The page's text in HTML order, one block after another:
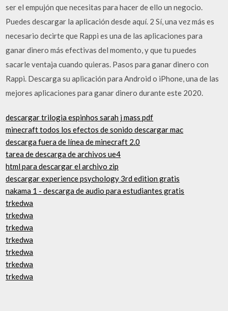
ser el empujón que necesitas para hacer de ello un negocio.
Puedes descargar la aplicación desde aquí. 2 Sí, una vez más es
necesario decirte que Rappi es una de las aplicaciones para
ganar dinero más efectivas del momento, y que tu puedes
sacarle ventaja cuando quieras. Pasos para ganar dinero con
Rappi. Descarga su aplicación para Android o iPhone, una de las
mejores aplicaciones para ganar dinero durante este 2020.
descargar trilogia espinhos sarah j mass pdf
minecraft todos los efectos de sonido descargar mac
descarga fuera de línea de minecraft 2.0
tarea de descarga de archivos ue4
html para descargar el archivo zip
descargar experience psychology 3rd edition gratis
nakama 1 - descarga de audio para estudiantes gratis
trkedwa
trkedwa
trkedwa
trkedwa
trkedwa
trkedwa
trkedwa